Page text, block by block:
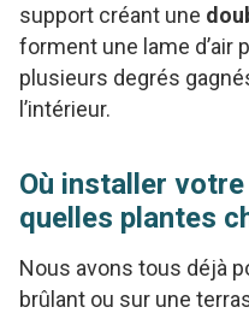
support créant une
forment une lame d’air
plusieurs degrés
l’intérieur.
Où installer
quelles plantes
Nous avons tous déjà
brûlant ou sur une